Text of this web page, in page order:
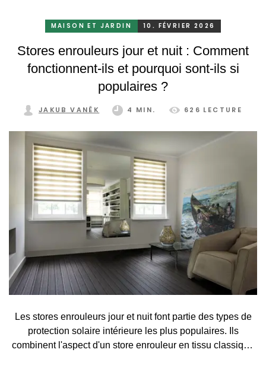
précisément là que les volets roulants extérieurs jouent un
du soleil, mais aussi d'améliorer considérablement la
protection contre les cambriolages.
MAISON ET JARDIN 10. FÉVRIER 2026
Stores enrouleurs jour et nuit : Comment
fonctionnent-ils et pourquoi sont-ils si
populaires ?
JAKUB VANĚK 4 MIN. 626 LECTURE
Les stores enrouleurs jour et nuit font partie des types de
protection solaire intérieure les plus populaires. Ils
combinent l'aspect d'un store enrouleur en tissu classique